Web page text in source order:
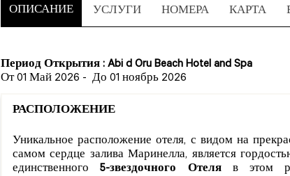
ОПИСАНИЕ УСЛУГИ НОМЕРА КАРТА
Период Открытия : Abi d Oru Beach Hotel and Spa
От 01 Май 2026 - До 01 ноябрь 2026
РАСПОЛОЖЕНИЕ
Уникальное расположение отеля, с видом на
самом сердце залива Маринелла, является
единственного 5-звездочного Отеляв этом